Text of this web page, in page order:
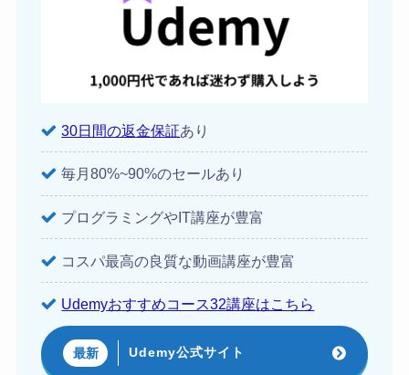
30日間の返金保証あり
毎月80%~90%のセールあり
プログラミングやIT講座が豊富
コスパ最高の良質な動画講座が豊富
Udemyおすすめコース32講座はこちら
最新 Udemy公式サイト